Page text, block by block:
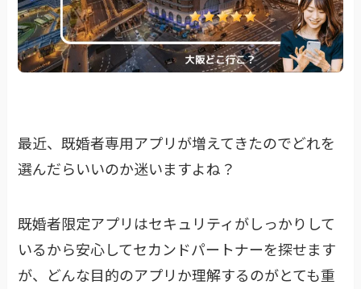
最近、既婚者専用アプリが増えてきたのでどれを
選んだらいいのか迷いますよね？
既婚者限定アプリはセキュリティがしっかりして
いるから安心してセカンドパートナーを探せます
が、どんな目的のアプリか理解するのがとても重